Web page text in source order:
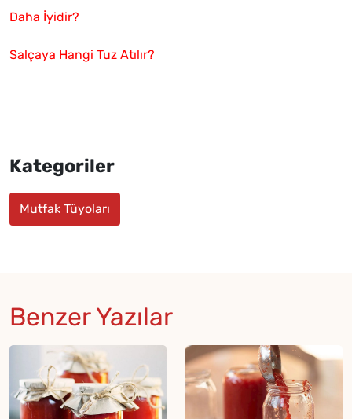
Daha İyidir?
Salçaya Hangi Tuz Atılır?
Kategoriler
Mutfak Tüyoları
Benzer Yazılar